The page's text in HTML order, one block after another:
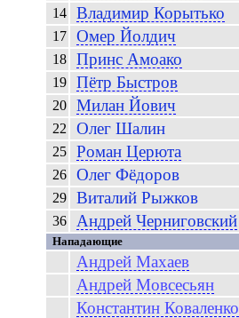
14
ВладимирКорытько
17
ОмерЙолдич
18
Принс Амоако
19
ПётрБыстров
20
МиланЙович
22
ОлегШалин
25
РоманЦерюта
26
ОлегФёдоров
29
ВиталийРыжков
36
АндрейЧерниговский
Нападающие
АндрейМахаев
АндрейМовсесьян
КонстантинКоваленко